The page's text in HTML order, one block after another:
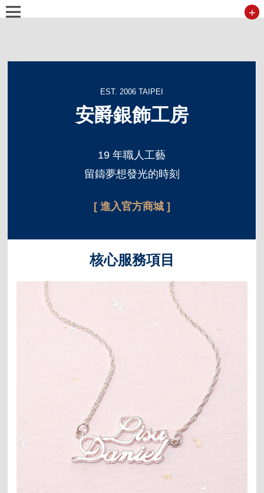
+
EST. 2006 TAIPEI
安爵銀飾工房
19 年職人工藝
留鑄夢想發光的時刻
[ 進入官方商城 ]
核心服務項目